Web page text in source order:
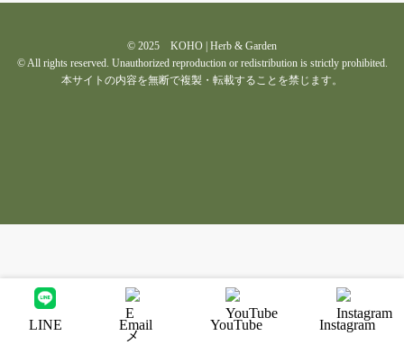
© 2025 KOHO | Herb & Garden
© All rights reserved. Unauthorized reproduction or redistribution is strictly prohibited.
本サイトの内容を無断で複製・転載することを禁じます。
LINE Email YouTube Instagram